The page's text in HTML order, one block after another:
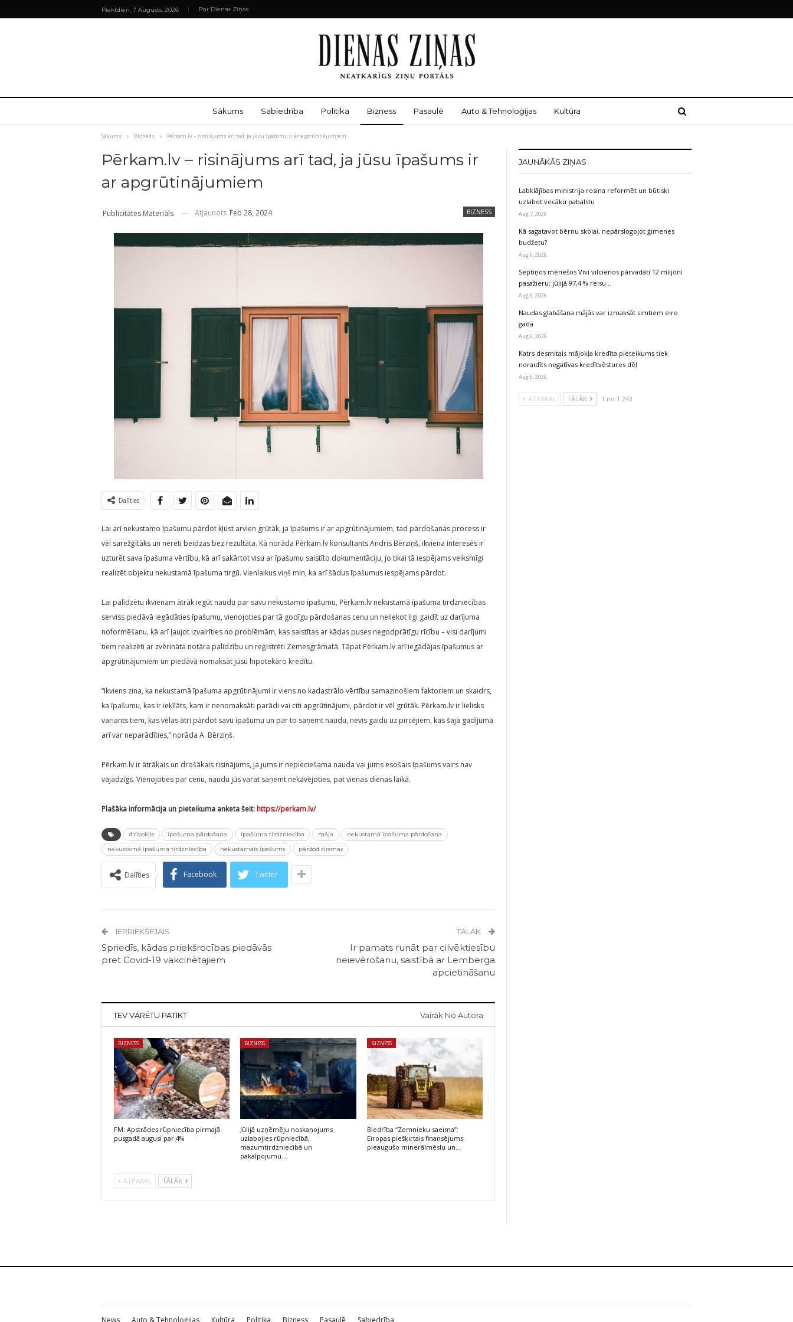
Piektdien, 7 Augusts, 2026 Par Dienas Ziņas
Sākums Sabiedrība Politika Bizness Pasaulē Auto & Tehnoloģijas Kultūra
Sākums Bizness Pērkam.lv – risinājums arī tad, ja jūsu īpašums ir ar apgrūtinājumiem
Pērkam.lv – risinājums arī tad, ja jūsu īpašums ir
ar apgrūtinājumiem
BIZNESS
Publicitātes Materiāls Atjaunots Feb 28, 2024
Dalīties
Lai arī nekustamo īpašumu pārdot kļūst arvien grūtāk, ja īpašums ir ar apgrūtinājumiem, tad pārdošanas process ir
vēl sarežģītāks un nereti beidzas bez rezultāta. Kā norāda Pērkam.lv konsultants Andris Bērziņš, ikviena interesēs ir
uzturēt sava īpašuma vērtību, kā arī sakārtot visu ar īpašumu saistīto dokumentāciju, jo tikai tā iespējams veiksmīgi
realizēt objektu nekustamā īpašuma tirgū. Vienlaikus viņš min, ka arī šādus īpašumus iespējams pārdot.
Lai palīdzētu ikvienam ātrāk iegūt naudu par savu nekustamo īpašumu, Pērkam.lv nekustamā īpašuma tirdzniecības
serviss piedāvā iegādāties īpašumu, vienojoties par tā godīgu pārdošanas cenu un neliekot ilgi gaidīt uz darījuma
noformēšanu, kā arī ļaujot izvairīties no problēmām, kas saistītas ar kādas puses negodprātīgu rīcību – visi darījumi
tiem realizēti ar zvērināta notāra palīdzību un reģistrēti Zemesgrāmatā. Tāpat Pērkam.lv arī iegādājas īpašumus ar
apgrūtinājumiem un piedāvā nomaksāt jūsu hipotekāro kredītu.
“Ikviens zina, ka nekustamā īpašuma apgrūtinājumi ir viens no kadastrālo vērtību samazinošiem faktoriem un skaidrs,
ka īpašumu, kas ir ieķīlāts, kam ir nenomaksāti parādi vai citi apgrūtinājumi, pārdot ir vēl grūtāk. Pērkam.lv ir lielisks
variants tiem, kas vēlas ātri pārdot savu īpašumu un par to saņemt naudu, nevis gaidu uz pircējiem, kas šajā gadījumā
arī var neparādīties,” norāda A. Bērziņš.
Pērkam.lv ir ātrākais un drošākais risinājums, ja jums ir nepieciešama nauda vai jums esošais īpašums vairs nav
vajadzīgs. Vienojoties par cenu, naudu jūs varat saņemt nekavējoties, pat vienas dienas laikā.
Plašāka informācija un pieteikuma anketa šeit: https://perkam.lv/
dzīvoklis īpašuma pārdošana īpašuma tirdzniecība māja
nekustamā īpašuma pārdošana
nekustamā īpašuma tirdzniecība
nekustamais īpašums pārdod cirsmas
Dalīties Facebook Twitter
IEPRIEKŠĒJAIS
Spriedīs, kādas priekšrocības piedāvās
pret Covid-19 vakcinētajiem
TĀLĀK
Ir pamats runāt par cilvēktiesību
neievērošanu, saistībā ar Lemberga
apcietināšanu
TEV VARĒTU PATIKT Vairāk No Autora
BIZNESS
FM: Apstrādes rūpniecība pirmajā
pusgadā augusi par 4%
BIZNESS
Jūlijā uzņēmēju noskaņojums
uzlabojies rūpniecībā,
mazumtirdzniecībā un
pakalpojumu…
BIZNESS
Biedrība “Zemnieku saeima”:
Eiropas piešķirtais finansējums
pieaugušo minerālmēslu un…
ATPAKAĻ TĀLĀK
JAUNĀKĀS ZIŅAS
Labklājības ministrija rosina reformēt un būtiski
uzlabot vecāku pabalstu
Aug 7, 2026
Kā sagatavot bērnu skolai, nepārslogojot ģimenes
budžetu?
Aug 6, 2026
Septiņos mēnešos Vivi vilcienos pārvadāti 12 miljoni
pasažieru; jūlijā 97,4 % reisu…
Aug 6, 2026
Naudas glabāšana mājās var izmaksāt simtiem eiro
gadā
Aug 6, 2026
Katrs desmitais mājokļa kredīta pieteikums tiek
noraidīts negatīvas kredītvēstures dēļ
Aug 6, 2026
ATPAKAĻ TĀLĀK 1 no 1 243
News Auto & Tehnoloģijas Kultūra Politika Bizness Pasaulē Sabiedrība